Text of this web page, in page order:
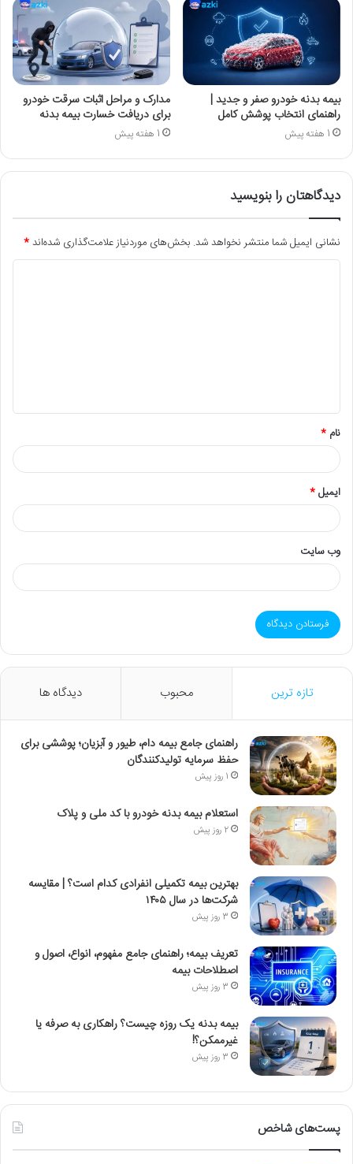
بیمه بدنه خودرو صفر و جدید |
راهنمای انتخاب پوشش کامل
1 هفته پیش
مدارک و مراحل اثبات سرقت خودرو
برای دریافت خسارت بیمه بدنه
1 هفته پیش
دیدگاهتان را بنویسید
نشانی ایمیل شما منتشر نخواهد شد. بخش‌های موردنیاز علامت‌گذاری شده‌اند*
*
نام *
ایمیل*
وب‌ سایت
تازه ترین محبوب دیدگاه ها
راهنمای جامع بیمه دام، طیور و آبزیان؛ پوششی برای
حفظ سرمایه تولیدکنندگان
1 روز پیش
استعلام بیمه بدنه خودرو با کد ملی و پلاک
2 روز پیش
بهترین بیمه تکمیلی انفرادی کدام است؟ | مقایسه
شرکت‌ها در سال ۱۴۰۵
3 روز پیش
تعریف بیمه؛ راهنمای جامع مفهوم، انواع، اصول و
اصطلاحات بیمه
3 روز پیش
بیمه بدنه یک روزه چیست؟ راهکاری به صرفه یا
غیرممکن؟!
3 روز پیش
پست‌های شاخص